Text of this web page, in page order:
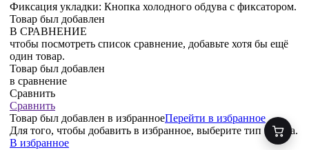
Фиксация укладки: Кнопка холодного обдува с фиксатором.
Товар был добавлен
В СРАВНЕНИЕ
чтобы посмотреть список сравнение, добавьте хотя бы ещё
один товар.
Товар был добавлен
в сравнение
Сравнить
Сравнить
Товар был добавлен в избранноеПерейти в избранное
Для того, чтобы добавить в избранное, выберите тип товара.
В избранное